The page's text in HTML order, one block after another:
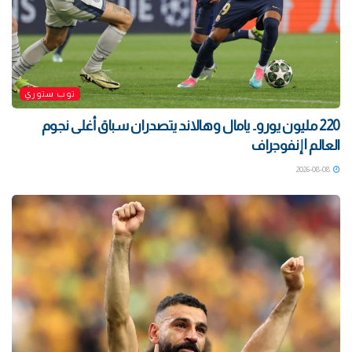
توب ستوري
220 مليون يورو.. يامال وهالاند يتصدران سباق أغلى نجوم
العالم | إنفوجراف